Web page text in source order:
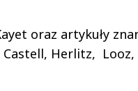
oraz artykuły
Castell, Herlitz,